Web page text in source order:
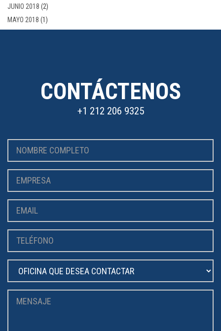
JUNIO 2018 (2)
MAYO 2018 (1)
CONTÁCTENOS
+1 212 206 9325